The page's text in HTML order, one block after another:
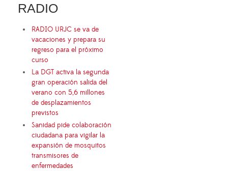
RADIO
RADIO URJC se va de
vacaciones y prepara su
regreso para el próximo
curso
La DGT activa la segunda
gran operación salida del
verano con 5,6 millones
de desplazamientos
previstos
Sanidad pide colaboración
ciudadana para vigilar la
expansión de mosquitos
transmisores de
enfermedades